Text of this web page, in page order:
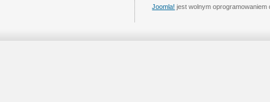
Joomla! jest wolnym